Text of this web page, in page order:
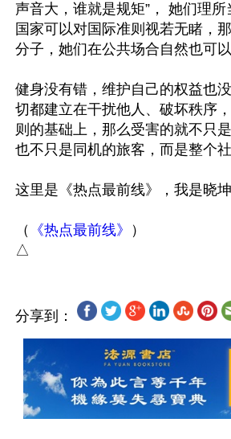
声音大，谁就是规矩”， 她们理
国家可以对国际准则视若无睹，
分子，她们在公共场合自然也可
健身没有错，维护自己的权益也
切都建立在干扰他人、破坏秩序
则的基础上，那么受害的就不只
也不只是同机的旅客，而是整个
这里是《热点最前线》，我是晓
（ 《热点最前线》
）
分享到：